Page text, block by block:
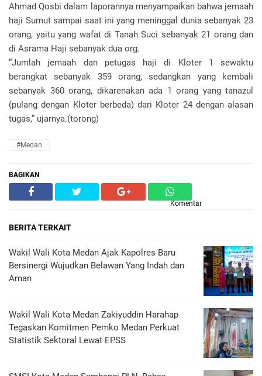
Ahmad Qosbi dalam laporannya menyampaikan bahwa jemaah
haji Sumut sampai saat ini yang meninggal dunia sebanyak 23
orang, yaitu yang wafat di Tanah Suci sebanyak 21 orang dan
di Asrama Haji sebanyak dua org.
“Jumlah jemaah dan petugas haji di Kloter 1 sewaktu
berangkat sebanyak 359 orang, sedangkan yang kembali
sebanyak 360 orang, dikarenakan ada 1 orang yang tanazul
(pulang dengan Kloter berbeda) dari Kloter 24 dengan alasan
tugas,” ujarnya.(torong)
#Medan
BAGIKAN
Komentar
BERITA TERKAIT
Wakil Wali Kota Medan Ajak Kapolres Baru
Bersinergi Wujudkan Belawan Yang Indah dan
Aman
Wakil Wali Kota Medan Zakiyuddin Harahap
Tegaskan Komitmen Pemko Medan Perkuat
Statistik Sektoral Lewat EPSS